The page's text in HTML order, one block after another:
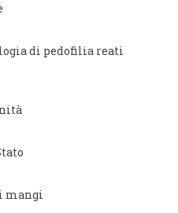
di pedofilia reati
mangi